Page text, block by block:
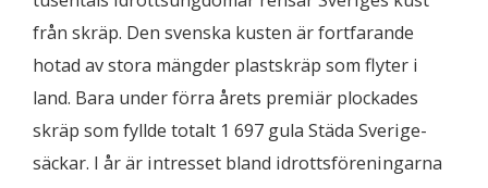
från skräp. Den svenska kusten är fortfarande
hotad av stora mängder plastskräp som flyter i
land. Bara under förra årets premiär plockades
skräp som fyllde totalt 1 697 gula Städa Sverige-
säckar. I år är intresset bland idrottsföreningarna